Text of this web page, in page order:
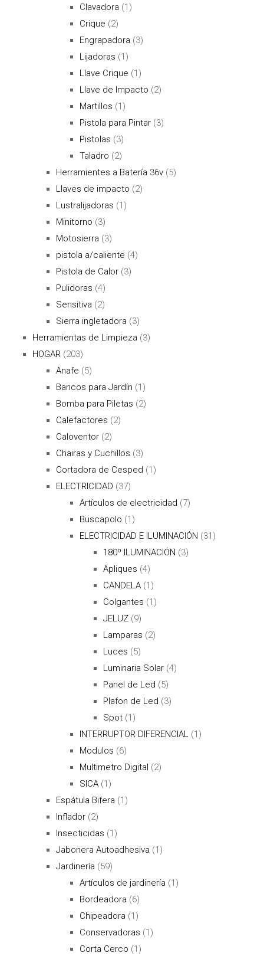
Clavadora (1)
Crique (2)
Engrapadora (3)
Lijadoras (1)
Llave Crique (1)
Llave de Impacto (2)
Martillos (1)
Pistola para Pintar (3)
Pistolas (3)
Taladro (2)
Herramientes a Batería 36v (5)
Llaves de impacto (2)
Lustralijadoras (1)
Minitorno (3)
Motosierra (3)
pistola a/caliente (4)
Pistola de Calor (3)
Pulidoras (4)
Sensitiva (2)
Sierra ingletadora (3)
Herramientas de Limpieza (3)
HOGAR (203)
Anafe (5)
Bancos para Jardín (1)
Bomba para Piletas (2)
Calefactores (2)
Caloventor (2)
Chairas y Cuchillos (3)
Cortadora de Cesped (1)
ELECTRICIDAD (37)
Artículos de electricidad (7)
Buscapolo (1)
ELECTRICIDAD E ILUMINACIÓN (31)
180º ILUMINACIÓN (3)
Apliques (4)
CANDELA (1)
Colgantes (1)
JELUZ (9)
Lamparas (2)
Luces (5)
Luminaria Solar (4)
Panel de Led (5)
Plafon de Led (3)
Spot (1)
INTERRUPTOR DIFERENCIAL
(1)
Modulos (6)
Multimetro Digital (2)
SICA (1)
Espátula Bifera (1)
Inflador (2)
Insecticidas (1)
Jabonera Autoadhesiva (1)
Jardinería (59)
Artículos de jardinería (1)
Bordeadora (6)
Chipeadora (1)
Conservadoras (1)
Corta Cerco (1)